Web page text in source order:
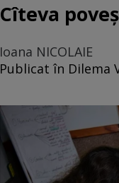
Cîteva
Ioana NICOLAIE
Publicat în Dilema